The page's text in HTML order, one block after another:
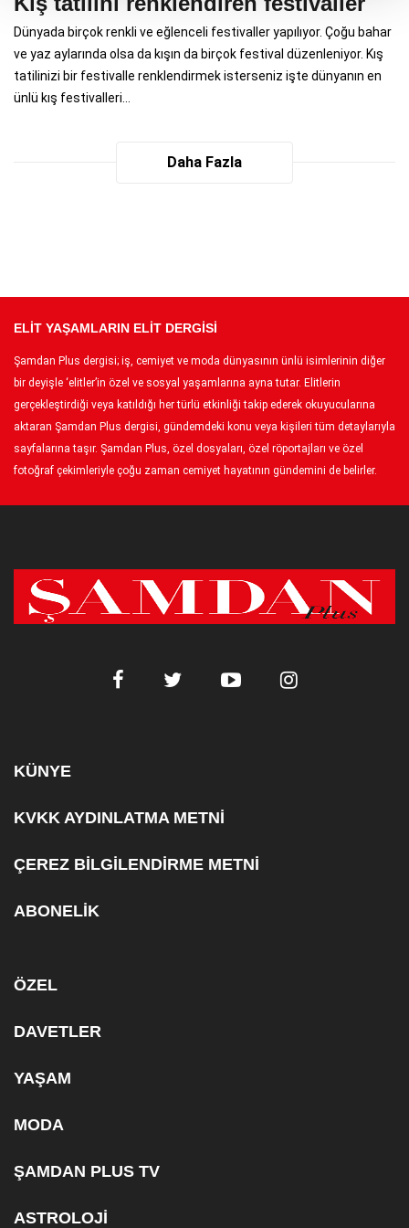
Dünyada birçok renkli ve eğlenceli festivaller yapılıyor. Çoğu bahar
ve yaz aylarında olsa da kışın da birçok festival düzenleniyor. Kış
tatilinizi bir festivalle renklendirmek isterseniz işte dünyanın en
ünlü kış festivalleri...
Daha Fazla
ELİT YAŞAMLARIN ELİT DERGİSİ
Şamdan Plus dergisi; iş, cemiyet ve moda dünyasının ünlü isimlerinin diğer
bir deyişle ‘elitler’in özel ve sosyal yaşamlarına ayna tutar. Elitlerin
gerçekleştirdiği veya katıldığı her türlü etkinliği takip ederek okuyucularına
aktaran Şamdan Plus dergisi, gündemdeki konu veya kişileri tüm detaylarıyla
sayfalarına taşır. Şamdan Plus, özel dosyaları, özel röportajları ve özel
fotoğraf çekimleriyle çoğu zaman cemiyet hayatının gündemini de belirler.
KÜNYE
KVKK AYDINLATMA METNİ
ÇEREZ BİLGİLENDİRME METNİ
ABONELİK
ÖZEL
DAVETLER
YAŞAM
MODA
ŞAMDAN PLUS TV
ASTROLOJİ